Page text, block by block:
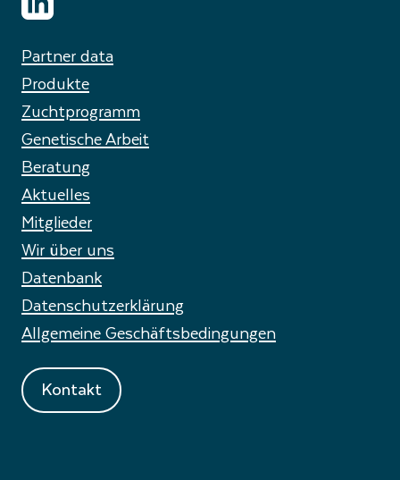
Partner data
Produkte
Zuchtprogramm
Genetische Arbeit
Beratung
Aktuelles
Mitglieder
Wir über uns
Datenbank
Datenschutzerklärung
Allgemeine Geschäftsbedingungen
Kontakt